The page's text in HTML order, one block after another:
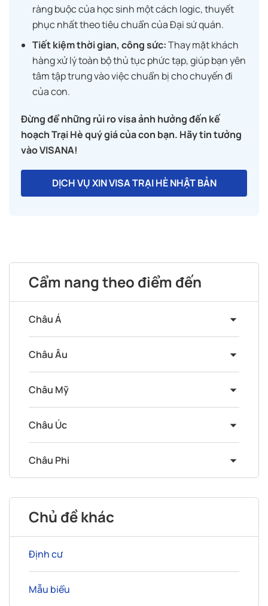
ràng buộc của học sinh một cách logic, thuyết
phục nhất theo tiêu chuẩn của Đại sứ quán.
Tiết kiệm thời gian, công sức:Thay mặt khách
hàng xử lý toàn bộ thủ tục phức tạp, giúp bạn yên
tâm tập trung vào việc chuẩn bị cho chuyến đi
của con.
Đừng để những rủi ro visa ảnh hưởng đến kế
hoạch Trại Hè quý giá của con bạn. Hãy tin tưởng
vào VISANA!
DỊCH VỤ XIN VISA TRẠI HÈ NHẬT BẢN
Cẩm nang theo điểm đến
Châu Á
Châu Âu
Châu Mỹ
Châu Úc
Châu Phi
Chủ đề khác
Định cư
Mẫu biểu